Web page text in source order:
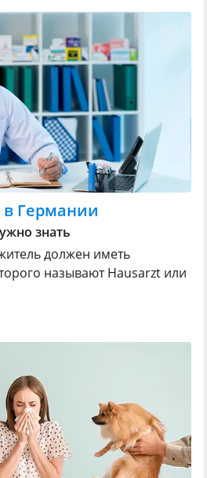
Германии
знать
должен иметь
называют Hausarzt или